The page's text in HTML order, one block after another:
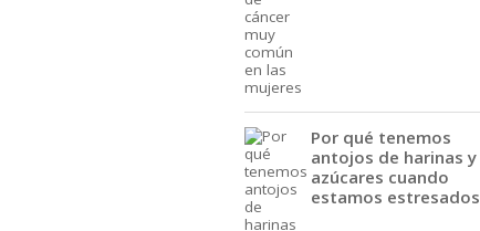
Por qué tenemos
antojos de harinas y
azúcares cuando
estamos estresados